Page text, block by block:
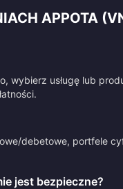
APPOTA
wybierz usługę lub
debetowe, portfele
jest bezpieczne?